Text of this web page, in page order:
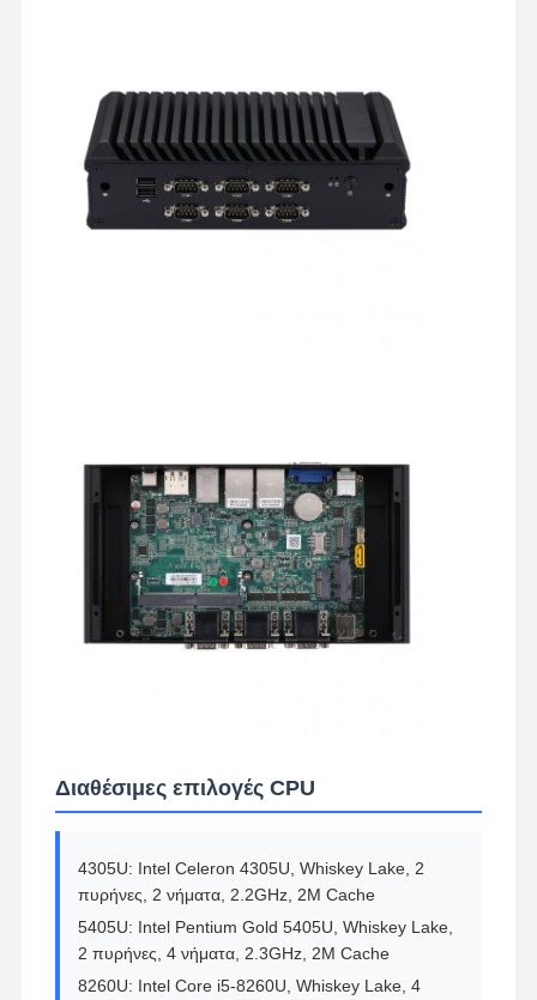
Διαθέσιμες επιλογές CPU
4305U: Intel Celeron 4305U, Whiskey Lake, 2
πυρήνες, 2 νήματα, 2.2GHz, 2M Cache
5405U: Intel Pentium Gold 5405U, Whiskey Lake,
2 πυρήνες, 4 νήματα, 2.3GHz, 2M Cache
8260U: Intel Core i5-8260U, Whiskey Lake, 4